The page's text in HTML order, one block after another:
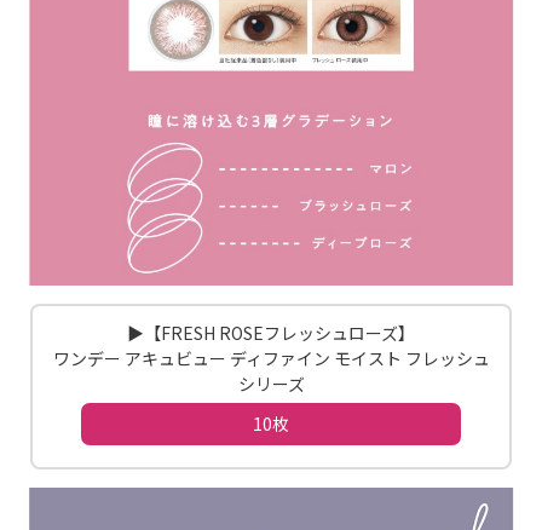
▶【FRESH ROSEフレッシュローズ】
ワンデー アキュビュー ディファイン モイスト フレッシュ
シリーズ
10枚